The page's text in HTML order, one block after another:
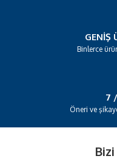
GENIŞ
Binlerce
7
Öneri ve